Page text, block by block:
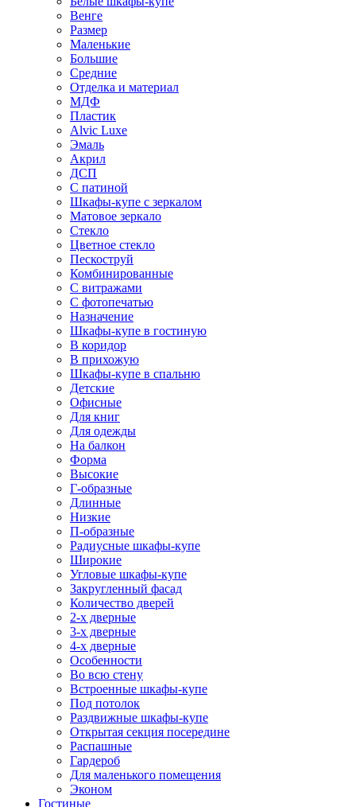
Венге
Размер
Маленькие
Большие
Средние
Отделка и материал
МДФ
Пластик
Alvic Luxe
Эмаль
Акрил
ДСП
С патиной
Шкафы-купе с зеркалом
Матовое зеркало
Стекло
Цветное стекло
Пескоструй
Комбинированные
С витражами
С фотопечатью
Назначение
Шкафы-купе в гостиную
В коридор
В прихожую
Шкафы-купе в спальню
Детские
Офисные
Для книг
Для одежды
На балкон
Форма
Высокие
Г-образные
Длинные
Низкие
П-образные
Радиусные шкафы-купе
Широкие
Угловые шкафы-купе
Закругленный фасад
Количество дверей
2-х дверные
3-х дверные
4-х дверные
Особенности
Во всю стену
Встроенные шкафы-купе
Под потолок
Раздвижные шкафы-купе
Открытая секция посередине
Распашные
Гардероб
Для маленького помещения
Эконом
Гостиные